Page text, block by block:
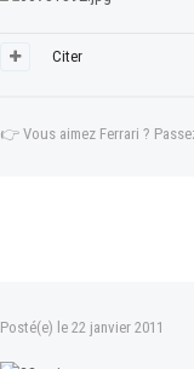
Citer
👉 Vous aimez Ferrari ?
Posté(e) le 22 janvier 2011